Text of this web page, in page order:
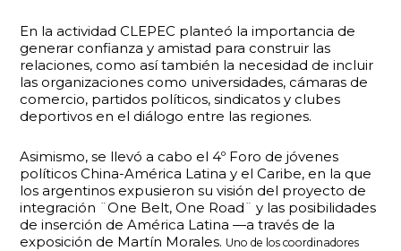
En la actividad CLEPEC planteó la importancia de
generar confianza y amistad para construir las
relaciones, como así también la necesidad de incluir
las organizaciones como universidades, cámaras de
comercio, partidos políticos, sindicatos y clubes
deportivos en el diálogo entre las regiones.
Asimismo, se llevó a cabo el 4º Foro de jóvenes
políticos China-América Latina y el Caribe, en la que
los argentinos expusieron su visión del proyecto de
integración ¨One Belt, One Road¨ y las posibilidades
de inserción de América Latina —a través de la
exposición de Martín Morales. Uno de los coordinadores